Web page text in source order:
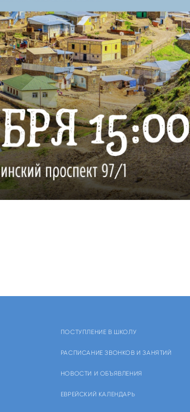
ПОСТУПЛЕНИЕ В ШКОЛУ
РАСПИСАНИЕ ЗВОНКОВ И ЗАНЯТИЙ
НОВОСТИ И ОБЪЯВЛЕНИЯ
ЕВРЕЙСКИЙ КАЛЕНДАРЬ